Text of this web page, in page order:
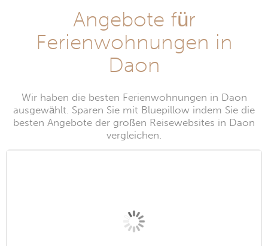
Angebote für
Ferienwohnungen in
Daon
Wir haben die besten Ferienwohnungen in Daon
ausgewählt. Sparen Sie mit Bluepillow indem Sie die
besten Angebote der großen Reisewebsites in Daon
vergleichen.